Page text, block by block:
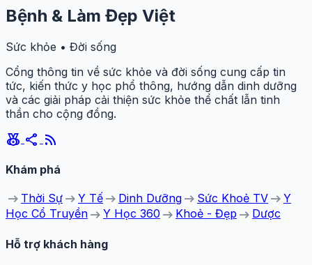
Bệnh & Làm Đẹp Việt
Sức khỏe • Đời sống
Cổng thông tin về sức khỏe và đời sống cung cấp tin
tức, kiến thức y học phổ thông, hướng dẫn dinh dưỡng
và các giải pháp cải thiện sức khỏe thể chất lẫn tinh
thần cho cộng đồng.
social_leaderboard share rss_feed
Khám phá
arrow_right_alt Thời Sự arrow_right_alt Y Tế arrow_right_alt Dinh Dưỡng arrow_right_alt Sức Khoẻ TV arrow_right_alt Y
Học Cổ Truyền arrow_right_alt Y Học 360 arrow_right_alt Khoẻ - Đẹp arrow_right_alt Dược
Hỗ trợ khách hàng